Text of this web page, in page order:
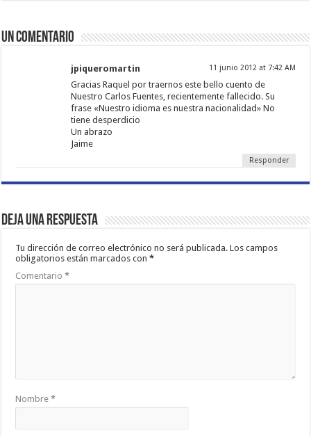
Un comentario
jpiqueromartin 11 junio 2012 at 7:42 AM
Gracias Raquel por traernos este bello cuento de
Nuestro Carlos Fuentes, recientemente fallecido. Su
frase «Nuestro idioma es nuestra nacionalidad» No
tiene desperdicio
Un abrazo
Jaime
Responder
Deja una respuesta
Tu dirección de correo electrónico no será publicada. Los campos
obligatorios están marcados con*
Comentario*
Nombre*